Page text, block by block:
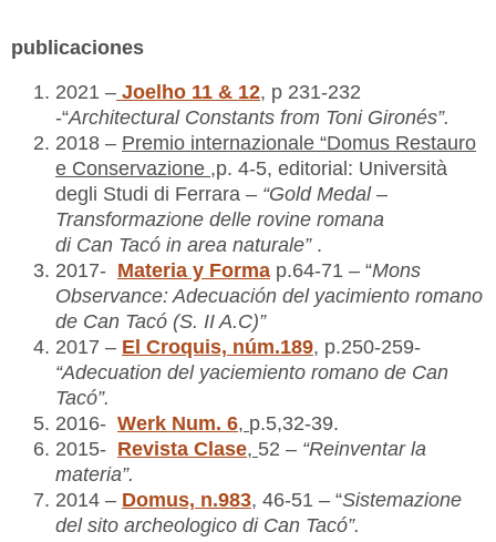
publicaciones
2021 – Joelho 11 & 12, p 231-232
-“Architectural Constants from Toni Gironés”.
2018 – Premio internazionale “Domus Restauro
e Conservazione ,p. 4-5, editorial: Università
degli Studi di Ferrara – “Gold Medal –
Transformazione delle rovine romana
di Can Tacó in area naturale”.
2017- Materia y Forma p.64-71 – “Mons
Observance: Adecuación del yacimiento romano
de Can Tacó (S. II A.C)”
2017 – El Croquis, núm.189, p.250-259-
“Adecuation del yaciemiento romano de Can
Tacó”.
2016- Werk Num. 6, p.5,32-39.
2015- Revista Clase, 52 – “Reinventar la
materia”.
2014 – Domus, n.983, 46-51 – “Sistemazione
del sito archeologico di Can Tacó”.